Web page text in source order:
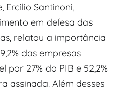
Ercílio Santinoni,
em defesa das
relatou a importância
das empresas
por 27% do PIB e 52,2%
assinada. Além desses